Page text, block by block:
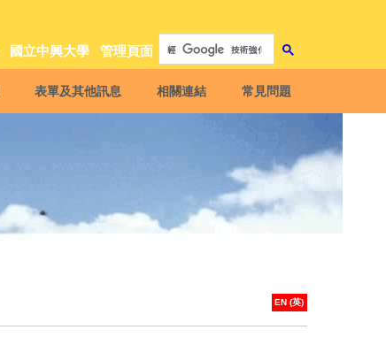
國立中興大學 管理頁面
表單及其他訊息 相關連結 常見問題
EN (英)